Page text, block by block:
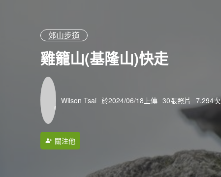
郊山步道
雞籠山(基隆山)快走
Wilson Tsai 於2024/06/18上傳 30張照片 7,294
關注他